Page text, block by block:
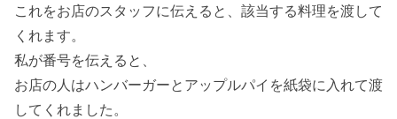
これをお店のスタッフに伝えると、該当する料理を渡して
くれます。
私が番号を伝えると、
お店の人はハンバーガーとアップルパイを紙袋に入れて渡
してくれました。